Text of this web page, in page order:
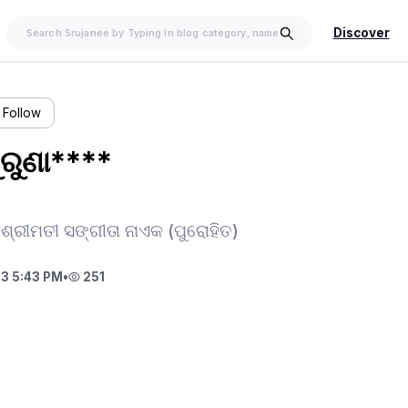
Discover
Follow
ସଙ୍ଗୀତା ନାଏକ (ପୁରୋହିତ)
5:43 PM • 251